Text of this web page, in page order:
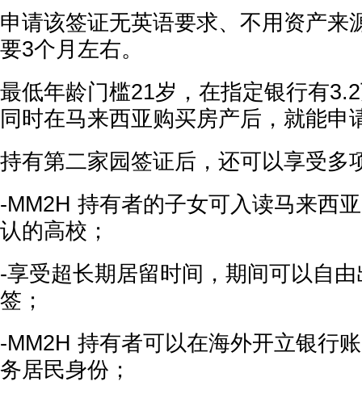
申请该签证无英语要求、不用资产来
要3个月左右。
最低年龄门槛21岁，在指定银行有
同时在马来西亚购买房产后，就能申
持有第二家园签证后，还可以享受多
-MM2H 持有者的子女可入读马来西
认的高校；
-享受超长期居留时间，期间可以自
签；
-MM2H 持有者可以在海外开立银行
务居民身份；